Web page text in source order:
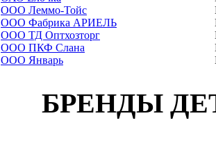
ООО Леммо-Тойс
ООО Фабрика АРИЕЛЬ
ООО ТД Оптхозторг
ООО ПКФ Слана
ООО Январь
БРЕНДЫ